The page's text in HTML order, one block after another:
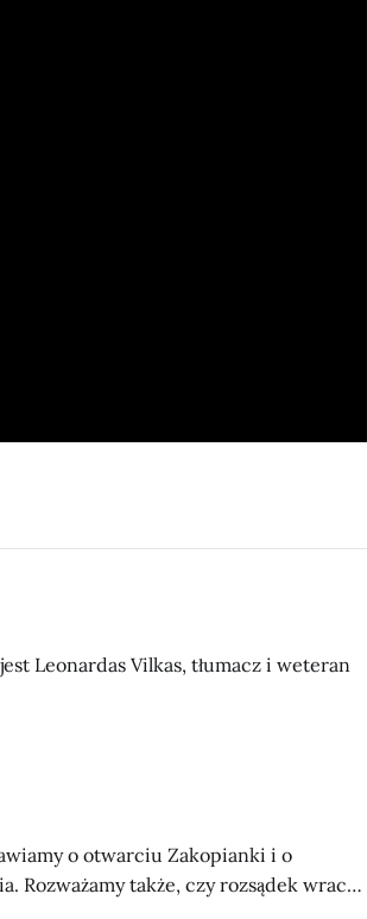
Leonardas Vilkas, tłumacz i weteran
o otwarciu Zakopianki i o
Rozważamy także, czy rozsądek wraca
Chersonia w rękach Ukraińców.